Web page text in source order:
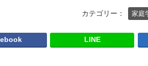
カテゴリー： 家庭
LINE